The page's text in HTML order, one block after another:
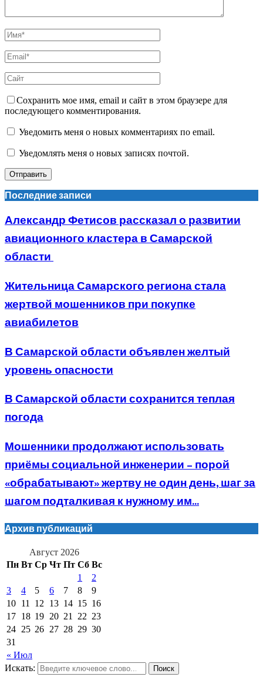
Сохранить мое имя, email и сайт в этом браузере для
последующего комментирования.
Уведомить меня о новых комментариях по email.
Уведомлять меня о новых записях почтой.
Последние записи
Александр Фетисов рассказал о развитии
авиационного кластера в Самарской
области
Жительница Самарского региона стала
жертвой мошенников при покупке
авиабилетов
В Самарской области объявлен желтый
уровень опасности
В Самарской области сохранится теплая
погода
Мошенники продолжают использовать
приёмы социальной инженерии – порой
«обрабатывают» жертву не один день, шаг за
шагом подталкивая к нужному им...
Архив публикаций
Август 2026
Пн Вт Ср Чт Пт Сб Вс
« Июл
1
2
3
4 5 6 7 8
9
10 11 12 13 14 15 16
17 18 19 20 21 22 23
24 25 26 27 28 29 30
31
Искать: Поиск